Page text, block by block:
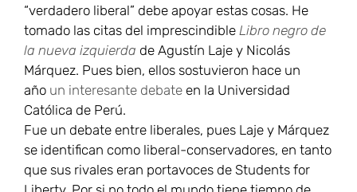
“verdadero liberal” debe apoyar estas cosas. He
tomado las citas del imprescindible Libro negro de
la nueva izquierda de Agustín Laje y Nicolás
Márquez. Pues bien, ellos sostuvieron hace un
año un interesante debate en la Universidad
Católica de Perú.
Fue un debate entre liberales, pues Laje y Márquez
se identifican como liberal-conservadores, en tanto
que sus rivales eran portavoces de Students for